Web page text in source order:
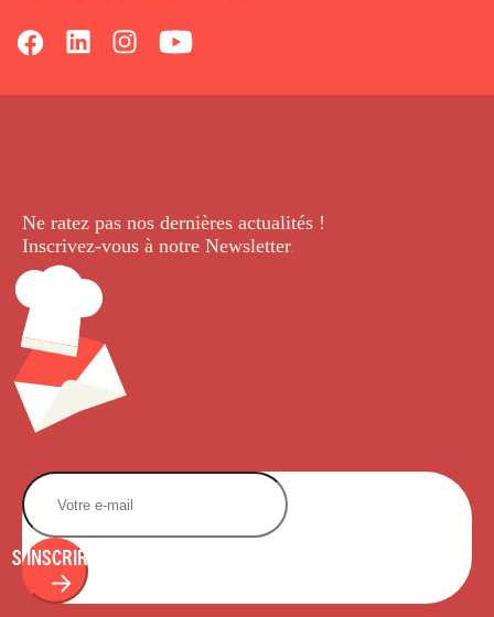
Ne ratez pas nos dernières actualités !
Inscrivez-vous à notre Newsletter.
S'INSCRIRE